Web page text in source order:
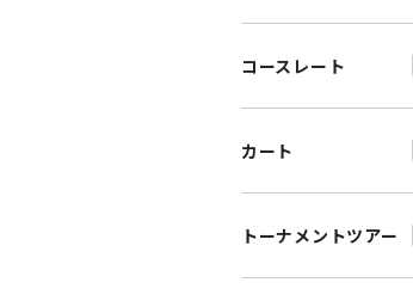
コースレート
カート
トーナメントツアー